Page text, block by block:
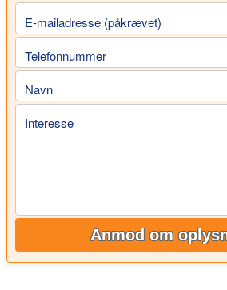
E-mailadresse (påkrævet)
Telefonnummer
Navn
Interesse
Anmod om